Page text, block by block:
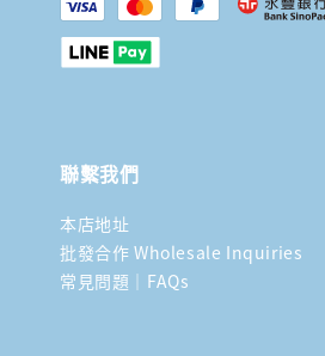
聯繫我們
本店地址
批發合作 Wholesale Inquiries
常見問題｜FAQs